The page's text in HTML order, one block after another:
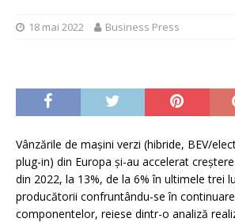
18 mai 2022 Business Press
Vânzările de mașini verzi (hibride, BEV/
plug-in) din Europa și-au accelerat
din 2022, la 13%, de la 6% în ultimele trei
producătorii confruntându-se în
componentelor, reiese dintr-o analiză